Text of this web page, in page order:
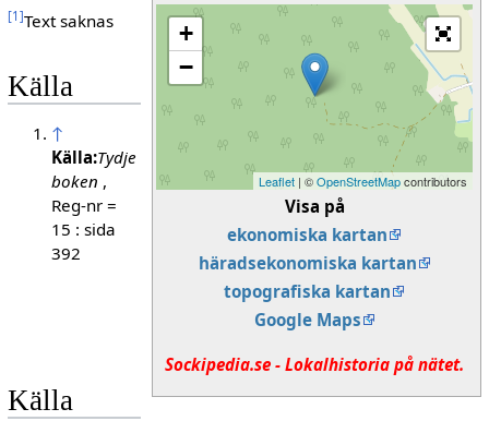
+
−
Leaflet | ©OpenStreetMapcontributors
Visa på
ekonomiska kartan
häradsekonomiska kartan
topografiska kartan
Google Maps
Sockipedia.se - Lokalhistoria på nätet.
[1 ]Text saknas
Källa
↑
Källa:Tydje
boken ,
Reg-nr =
15 : sida
392
Källa